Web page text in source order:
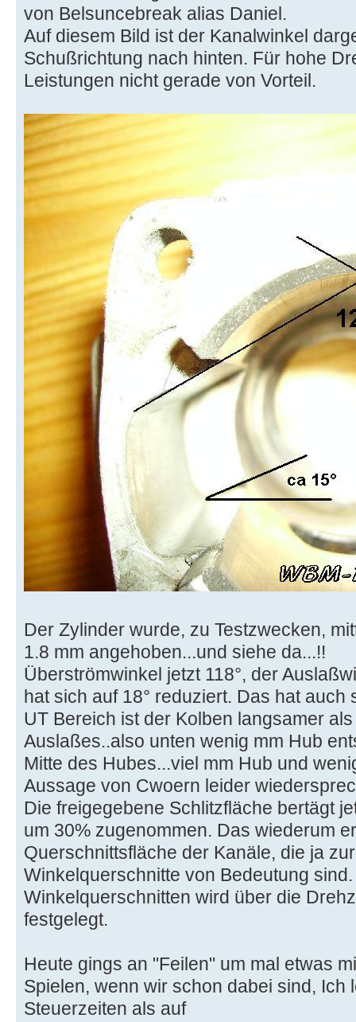
von Belsuncebreak alias Daniel.
Auf diesem Bild ist der Kanalwinkel
Schußrichtung nach hinten. Für hohe
Leistungen nicht gerade von Vorteil.
Der Zylinder wurde, zu Testzwecken,
1.8 mm angehoben...und siehe da...!!
Überströmwinkel jetzt 118°, der
hat sich auf 18° reduziert. Das hat auch
UT Bereich ist der Kolben langsamer
Auslaßes..also unten wenig mm Hub
Mitte des Hubes...viel mm Hub und
Aussage von Cwoern leider
Die freigegebene Schlitzfläche bertägt
um 30% zugenommen. Das wiederum
Querschnittsfläche der Kanäle, die ja
Winkelquerschnitte von Bedeutung
Winkelquerschnitten wird über die
festgelegt.
Heute gings an "Feilen" um mal etwas
Spielen, wenn wir schon dabei sind, Ich
Steuerzeiten als auf